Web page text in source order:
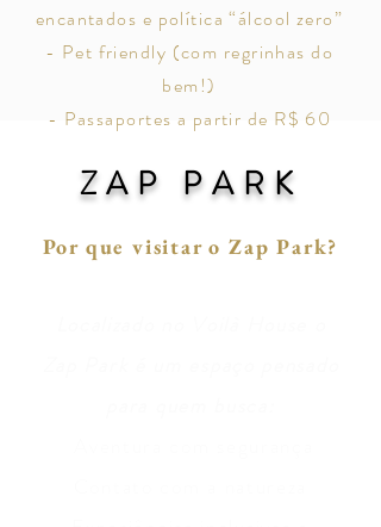
encantados e política “álcool zero”
- Pet friendly (com regrinhas do
bem!)
- Passaportes a partir de R$ 60
ZAP PARK
Por que visitar o Zap Park?